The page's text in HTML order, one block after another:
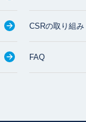
CSRの取り組み
FAQ